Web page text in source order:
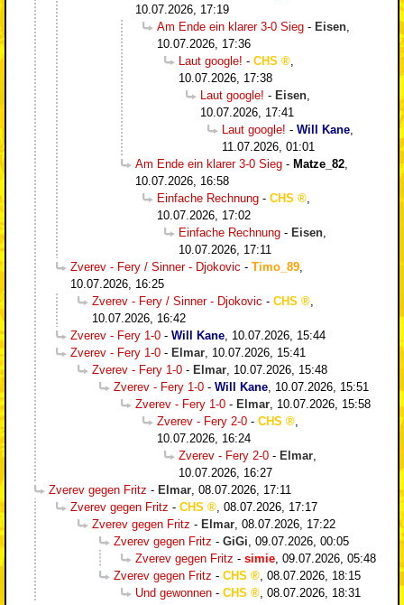
10.07.2026, 17:19
Am Ende ein klarer 3-0 Sieg - Eisen
10.07.2026, 17:36
Laut google! - CHS
10.07.2026, 17:38
Laut google! - Eisen
10.07.2026, 17:41
Laut google! - Will Kane
11.07.2026, 01:01
Am Ende ein klarer 3-0 Sieg - Matze_82
10.07.2026, 16:58
Einfache Rechnung - CHS
10.07.2026, 17:02
Einfache Rechnung - Eisen
10.07.2026, 17:11
Zverev - Fery / Sinner - Djokovic - Timo_89
10.07.2026, 16:25
Zverev - Fery / Sinner - Djokovic - CHS
10.07.2026, 16:42
Zverev - Fery 1-0 - Will Kane 10.07.2026, 15:44
Zverev - Fery 1-0 - Elmar 10.07.2026, 15:41
Zverev - Fery 1-0 - Elmar 10.07.2026, 15:48
Zverev - Fery 1-0 - Will Kane 10.07.2026, 15:51
Zverev - Fery 1-0 - Elmar 10.07.2026, 15:58
Zverev - Fery 2-0 - CHS
10.07.2026, 16:24
Zverev - Fery 2-0 - Elmar
10.07.2026, 16:27
Zverev gegen Fritz - Elmar 08.07.2026, 17:11
Zverev gegen Fritz - CHS
08.07.2026, 17:17
Zverev gegen Fritz - Elmar 08.07.2026, 17:22
Zverev gegen Fritz - GiGi 09.07.2026, 00:05
Zverev gegen Fritz - simie 09.07.2026, 05:48
Zverev gegen Fritz - CHS
08.07.2026, 18:15
Und gewonnen - CHS
08.07.2026, 18:31